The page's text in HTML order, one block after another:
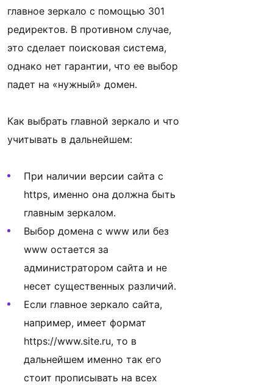
главное зеркало с помощью 301
редиректов. В противном случае,
это сделает поисковая система,
однако нет гарантии, что ее выбор
падет на «нужный» домен.
Как выбрать главной зеркало и что
учитывать в дальнейшем:
При наличии версии сайта с
https, именно она должна быть
главным зеркалом.
Выбор домена c www или без
www остается за
администратором сайта и не
несет существенных различий.
Если главное зеркало сайта,
например, имеет формат
https://www.site.ru, то в
дальнейшем именно так его
стоит прописывать на всех